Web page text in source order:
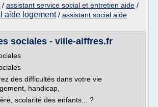
/ assistant service social et entretien aide /
aide logement/ assistant social aide
sociales - ville-aiffres.fr
des difficultés dans votre vie
handicap,
scolarité des enfants... ?